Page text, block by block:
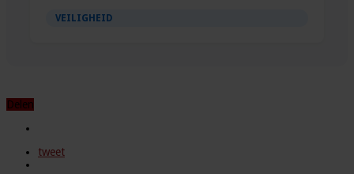
VEILIGHEID
Delen
tweet